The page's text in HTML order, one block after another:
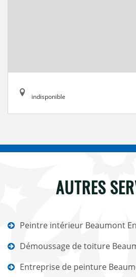
indisponible
AUTRES
Peintre intérieur Beaumont
Démoussage de toiture
Entreprise de peinture